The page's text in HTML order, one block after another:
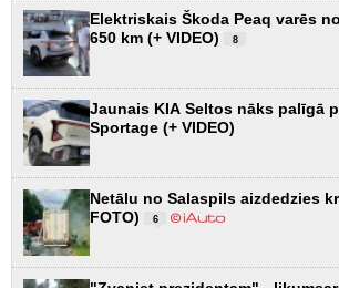
Elektriskais Škoda Peaq varēs
650 km (+ VIDEO)
8
Jaunais KIA Seltos nāks palīgā
Sportage (+ VIDEO)
Netālu no Salaspils aizdedzies
FOTO)
6